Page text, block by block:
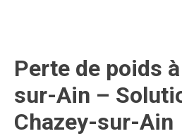
Perte de poids
sur-Ain –
Chazey-sur-Ain